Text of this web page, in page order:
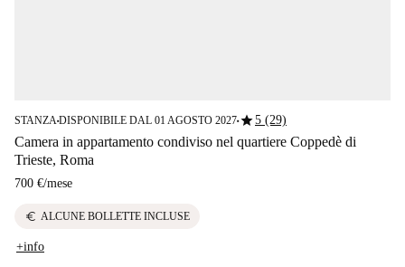
STANZA■DISPONIBILE DAL 01 AGOSTO 2027■star5 (29)
Camera in appartamento condiviso nel quartiere Coppedè di
Trieste, Roma
700 €/mese
euro ALCUNE BOLLETTE INCLUSE
+info